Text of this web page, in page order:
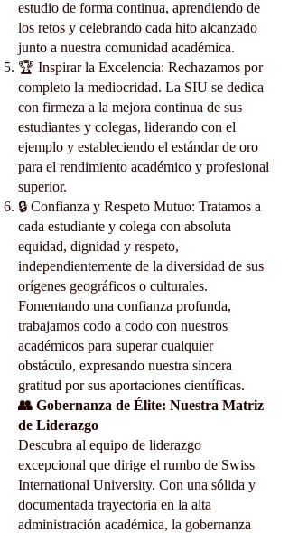
estudio de forma continua, aprendiendo de
los retos y celebrando cada hito alcanzado
junto a nuestra comunidad académica.
🏆 Inspirar la Excelencia: Rechazamos por
completo la mediocridad. La SIU se dedica
con firmeza a la mejora continua de sus
estudiantes y colegas, liderando con el
ejemplo y estableciendo el estándar de oro
para el rendimiento académico y profesional
superior.
🔒 Confianza y Respeto Mutuo: Tratamos a
cada estudiante y colega con absoluta
equidad, dignidad y respeto,
independientemente de la diversidad de sus
orígenes geográficos o culturales.
Fomentando una confianza profunda,
trabajamos codo a codo con nuestros
académicos para superar cualquier
obstáculo, expresando nuestra sincera
gratitud por sus aportaciones científicas.
👥 Gobernanza de Élite: Nuestra Matriz
de Liderazgo
Descubra al equipo de liderazgo
excepcional que dirige el rumbo de Swiss
International University. Con una sólida y
documentada trayectoria en la alta
administración académica, la gobernanza